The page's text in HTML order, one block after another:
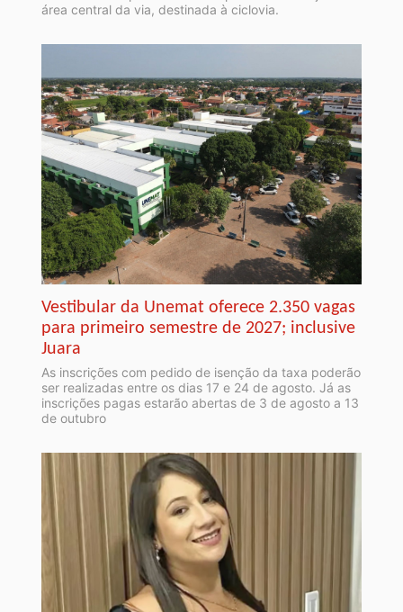
área central da via, destinada à ciclovia.
Vestibular da Unemat oferece 2.350 vagas
para primeiro semestre de 2027; inclusive
Juara
As inscrições com pedido de isenção da taxa poderão
ser realizadas entre os dias 17 e 24 de agosto. Já as
inscrições pagas estarão abertas de 3 de agosto a 13
de outubro